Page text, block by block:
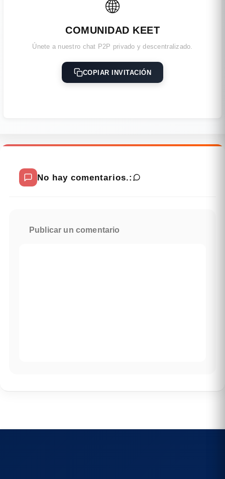
🌐
COMUNIDAD KEET
Únete a nuestro chat P2P privado y descentralizado.
COPIAR INVITACIÓN
No hay comentarios.:
Publicar un comentario